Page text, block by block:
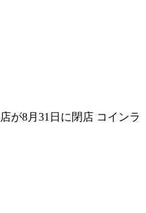
が8月31日に閉店 コインラ